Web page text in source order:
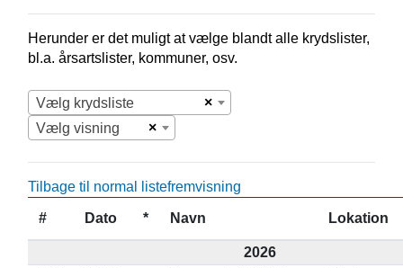
Herunder er det muligt at vælge blandt alle krydslister,
bl.a. årsartslister, kommuner, osv.
×
Vælg krydsliste
×
Vælg visning
Tilbage til normal listefremvisning
# Dato * Navn Lokation
2026